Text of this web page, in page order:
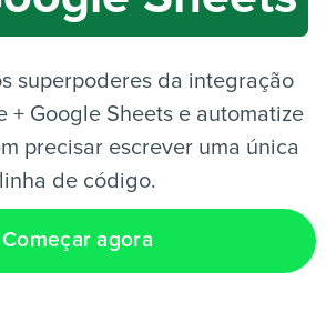
superpoderes da integração
+ Google Sheets e automatize
precisar escrever uma única
linha de código.
Começar agora